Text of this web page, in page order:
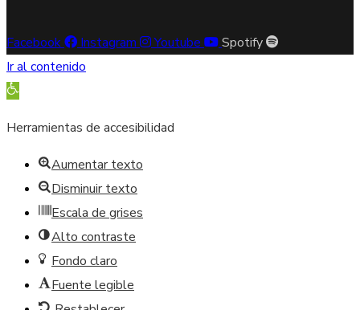
Facebook Instagram Youtube
Spotify
Ir al contenido
Abrir barra de herramientas
Herramientas de accesibilidad
Aumentar texto
Disminuir texto
Escala de grises
Alto contraste
Fondo claro
Fuente legible